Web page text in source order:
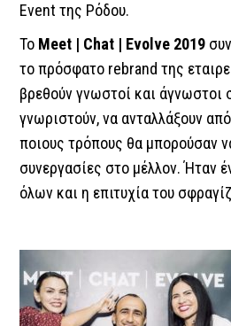
Event της Ρόδου.
Το Meet | Chat | Evolve 2019
το πρόσφατο rebrand της
βρεθούν γνωστοί και άγνωστοι
γνωριστούν, να ανταλλάξουν
ποιους τρόπους θα μπορούσαν
συνεργασίες στο μέλλον. Ήταν
όλων και η επιτυχία του